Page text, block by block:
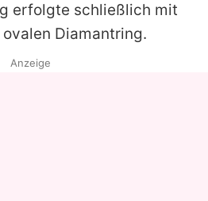
erfolgte schließlich mit
Diamantring.
Anzeige